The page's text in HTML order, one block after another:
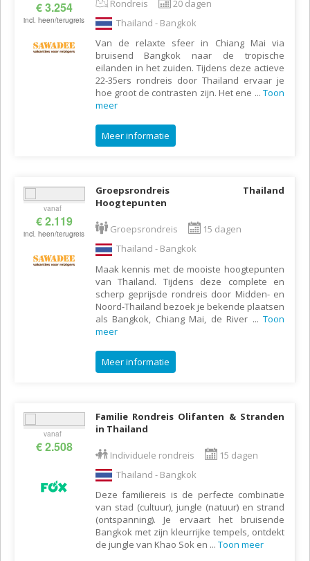
€ 3.254
incl. heen/terugreis
Rondreis
20 dagen
Thailand - Bangkok
Van de relaxte sfeer in Chiang Mai via
bruisend Bangkok naar de tropische
eilanden in het zuiden. Tijdens deze actieve
22-35ers rondreis door Thailand ervaar je
hoe groot de contrasten zijn. Het ene ... Toon
meer
Meer informatie
vanaf
€ 2.119
incl. heen/terugreis
Groepsrondreis Thailand
Hoogtepunten
Groepsrondreis
15 dagen
Thailand - Bangkok
Maak kennis met de mooiste hoogtepunten
van Thailand. Tijdens deze complete en
scherp geprijsde rondreis door Midden- en
Noord-Thailand bezoek je bekende plaatsen
als Bangkok, Chiang Mai, de River ... Toon
meer
Meer informatie
vanaf
€ 2.508
Familie Rondreis Olifanten & Stranden
in Thailand
Individuele rondreis
15 dagen
Thailand - Bangkok
Deze familiereis is de perfecte combinatie
van stad (cultuur), jungle (natuur) en strand
(ontspanning). Je ervaart het bruisende
Bangkok met zijn kleurrijke tempels, ontdekt
de jungle van Khao Sok en ... Toon meer